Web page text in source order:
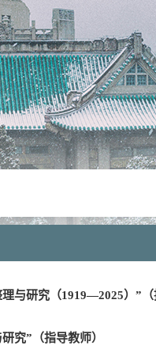
与研究（1919—2025）”（
究”（指导教师）